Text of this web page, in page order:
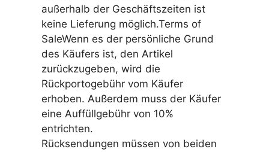
außerhalb der Geschäftszeiten ist
keine Lieferung möglich.Terms of
SaleWenn es der persönliche Grund
des Käufers ist, den Artikel
zurückzugeben, wird die
Rückportogebühr vom Käufer
erhoben. Außerdem muss der Käufer
eine Auffüllgebühr von 10%
entrichten.
Rücksendungen müssen von beiden